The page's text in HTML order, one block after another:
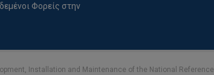
Φορείς στην
Installation and Maintenance of the National Reference